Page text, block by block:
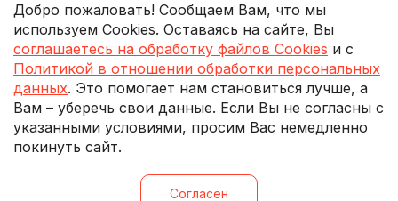
Добро пожаловать! Сообщаем Вам, что мы
используем Cookies. Оставаясь на сайте, Вы
соглашаетесь на обработку файлов Cookies и с
Политикой в отношении обработки персональных
данных. Это помогает нам становиться лучше, а
Вам – уберечь свои данные. Если Вы не согласны с
указанными условиями, просим Вас немедленно
покинуть сайт.
Согласен